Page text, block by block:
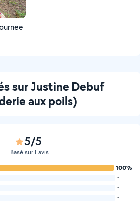
sur Justine Debuf
aux poils)
5/5
Basé sur 1 avis
100%
-
-
-